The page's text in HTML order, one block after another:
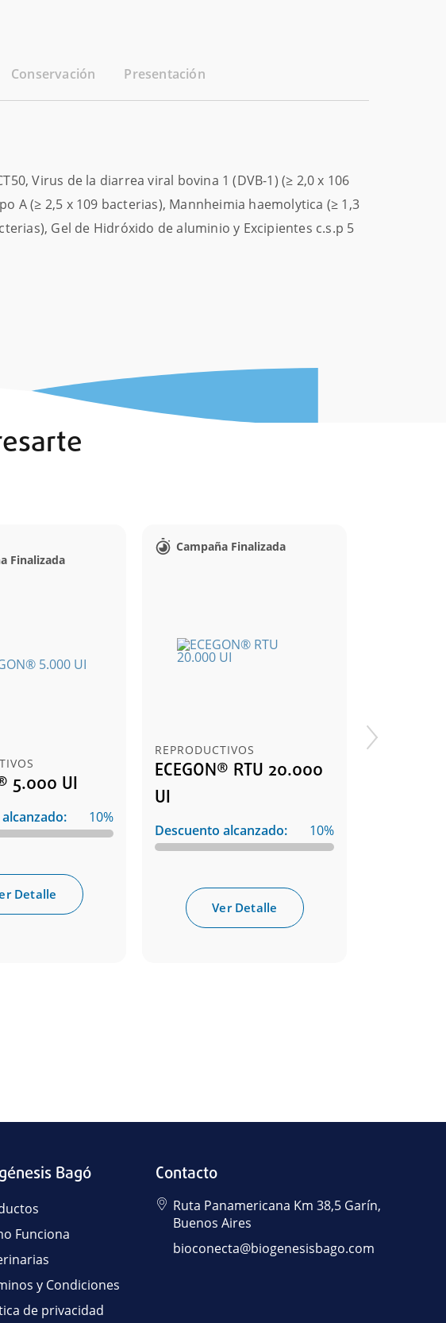
Conservación Presentación
Virus de la diarrea viral bovina 1 (DVB-1) (≥ 2,0 x 106
A (≥ 2,5 x 109 bacterias), Mannheimia haemolytica (≥ 1,3
Gel de Hidróxido de aluminio y Excipientes c.s.p 5
Finalizada
5.000 UI
10%
Detalle
Campaña Finalizada
REPRODUCTIVOS
ECEGON® RTU 20.000
UI
Descuento alcanzado: 10%
Ver Detalle
Bagó
Funciona
y Condiciones
de privacidad
Contacto
Ruta Panamericana Km 38,5 Garín,
Buenos Aires
bioconecta@biogenesisbago.com